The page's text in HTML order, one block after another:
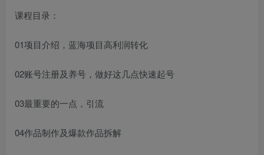
课程目录：
01项目介绍，蓝海项目高利润转化
02账号注册及养号，做好这几点快速起号
03最重要的一点，引流
04作品制作及爆款作品拆解